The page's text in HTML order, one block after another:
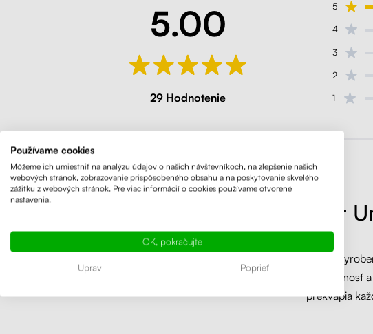
5.00
29 Hodnotenie
5
4
3
2
1
Liftor
Stolová doska
zaručuje robustnosť
prekvapia
Používame cookies
Môžeme ich umiestniť na analýzu údajov o našich návštevníkoch, na zlepšenie našich
webových stránok, zobrazovanie prispôsobeného obsahu a na poskytovanie skvelého
zážitku z webových stránok. Pre viac informácií o cookies používame otvorené
nastavenia.
OK, pokračujte
Uprav Poprieť